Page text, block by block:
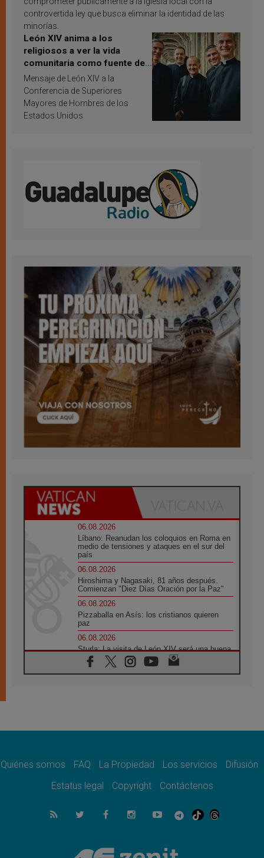
controvertida ley que busca eliminar la identidad de las
minorías.
León XIV anima a los
religiosos a ver la vida
comunitaria como fuente de
inspiración y santificación
Mensaje de León XIV a la
Conferencia de Superiores
Mayores de Hombres de los
Estados Unidos
06.08.2026
Líbano: Reanudan los coloquios en Roma en
medio de tensiones y ataques en el sur del
país
06.08.2026
Hiroshima y Nagasaki, 81 años después.
Comienzan "Diez Días Oración por la Paz"
06.08.2026
Pizzaballa en Asís: los cristianos quieren
paz
06.08.2026
Sturla: La visita de León XIV será una buena
noticia para todo el Uruguay
06.08.2026
gracia reconciliación y esperanza
Cardenal Rossi: "La llegada del Papa León a
06.08.2026
En Asís, León XIV invita a los jóvenes a
El cardenal Parolin en México: Toda la
Quiénes somos FAQ La Propiedad Los servicios
Difusión
Estatus legal
Copyright Contáctenos